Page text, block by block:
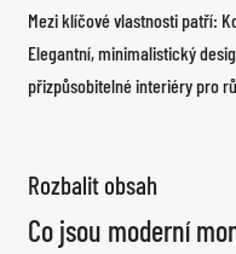
Mezi klíčové vlastnosti patří:
Elegantní, minimalistický
přizpůsobitelné interiéry pro
Rozbalit obsah
Co jsou moderní